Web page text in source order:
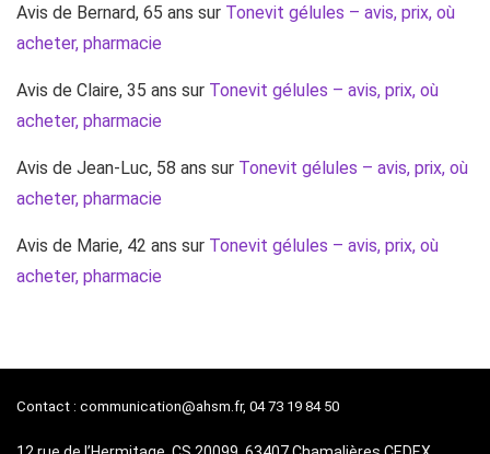
Avis de Bernard, 65 ans sur Tonevit gélules – avis, prix, où
acheter, pharmacie
Avis de Claire, 35 ans sur Tonevit gélules – avis, prix, où
acheter, pharmacie
Avis de Jean-Luc, 58 ans sur Tonevit gélules – avis, prix, où
acheter, pharmacie
Avis de Marie, 42 ans sur Tonevit gélules – avis, prix, où
acheter, pharmacie
Contact : communication@ahsm.fr, 04 73 19 84 50